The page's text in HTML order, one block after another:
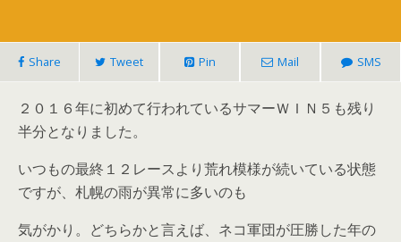
Share Tweet Pin Mail SMS
２０１６年に初めて行われているサマーＷＩＮ５も残り
半分となりました。
いつもの最終１２レースより荒れ模様が続いている状態
ですが、札幌の雨が異常に多いのも
気がかり。どちらかと言えば、ネコ軍団が圧勝した年の